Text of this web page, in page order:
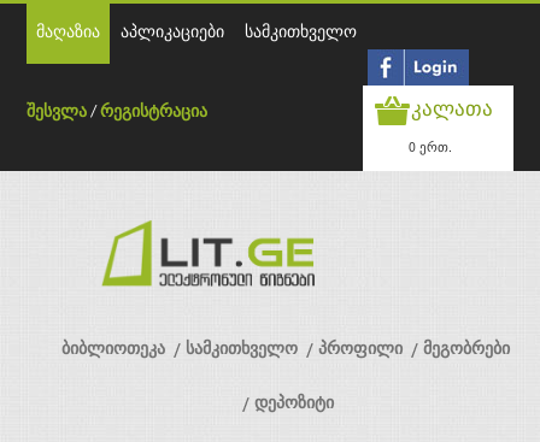
მაღაზია აპლიკაციები სამკითხველო
შესვლა /რეგისტრაცია კალათა
0 ერთ.
ბიბლიოთეკა სამკითხველო პროფილი მეგობრები
დეპოზიტი